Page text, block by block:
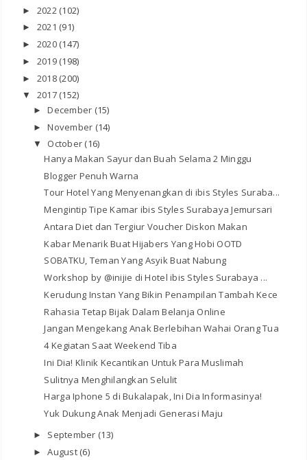
► 2022 (102)
► 2021 (91)
► 2020 (147)
► 2019 (198)
► 2018 (200)
▼ 2017 (152)
►December (15)
►November (14)
▼ October (16)
Hanya Makan Sayur dan Buah Selama 2 Minggu
Blogger Penuh Warna
Tour Hotel Yang Menyenangkan di ibis Styles Suraba...
Mengintip Tipe Kamar ibis Styles Surabaya Jemursari
Antara Diet dan Tergiur Voucher Diskon Makan
Kabar Menarik Buat Hijabers Yang Hobi OOTD
SOBATKU, Teman Yang Asyik Buat Nabung
Workshop by @inijie di Hotel ibis Styles Surabaya ...
Kerudung Instan Yang Bikin Penampilan Tambah Kece
Rahasia Tetap Bijak Dalam Belanja Online
Jangan Mengekang Anak Berlebihan Wahai Orang Tua
4 Kegiatan Saat Weekend Tiba
Ini Dia! Klinik Kecantikan Untuk Para Muslimah
Sulitnya Menghilangkan Selulit
Harga Iphone 5 di Bukalapak, Ini Dia Informasinya!
Yuk Dukung Anak Menjadi Generasi Maju
► September (13)
►August (6)